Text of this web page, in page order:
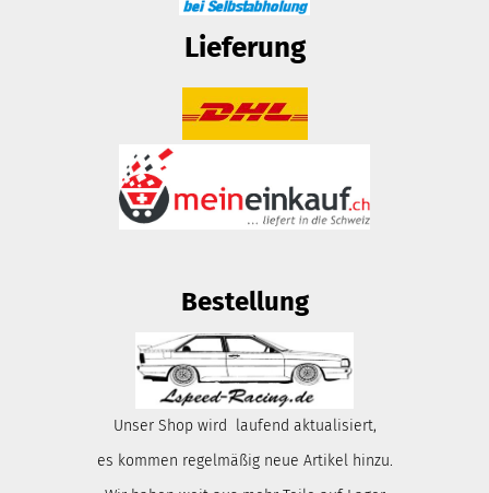
Lieferung
Bestellung
Unser Shop wird laufend aktualisiert,
es kommen regelmäßig neue Artikel hinzu.